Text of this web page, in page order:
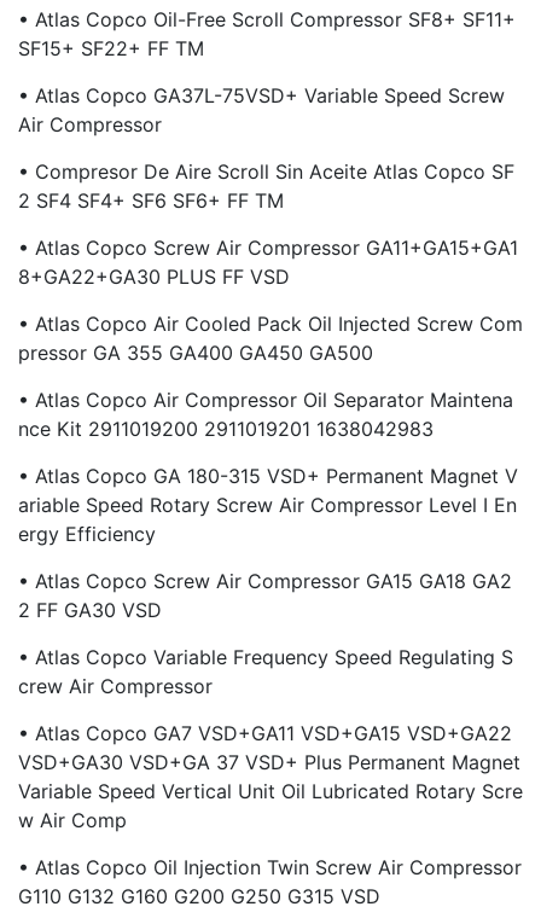
• Atlas Copco Oil-Free Scroll Compressor SF8+ SF11+
SF15+ SF22+ FF TM
• Atlas Copco GA37L-75VSD+ Variable Speed Screw
Air Compressor
• Compresor De Aire Scroll Sin Aceite Atlas Copco SF
2 SF4 SF4+ SF6 SF6+ FF TM
• Atlas Copco Screw Air Compressor GA11+GA15+GA1
8+GA22+GA30 PLUS FF VSD
• Atlas Copco Air Cooled Pack Oil Injected Screw Com
Pressor GA 355 GA400 GA450 GA500
• Atlas Copco Air Compressor Oil Separator Maintena
Nce Kit 2911019200 2911019201 1638042983
• Atlas Copco GA 180-315 VSD+ Permanent Magnet V
Ariable Speed Rotary Screw Air Compressor Level I En
Ergy Efficiency
• Atlas Copco Screw Air Compressor GA15 GA18 GA2
2 FF GA30 VSD
• Atlas Copco Variable Frequency Speed Regulating S
Crew Air Compressor
• Atlas Copco GA7 VSD+GA11 VSD+GA15 VSD+GA22
VSD+GA30 VSD+GA 37 VSD+ Plus Permanent Magnet
Variable Speed Vertical Unit Oil Lubricated Rotary Scre
W Air Comp
• Atlas Copco Oil Injection Twin Screw Air Compressor
G110 G132 G160 G200 G250 G315 VSD